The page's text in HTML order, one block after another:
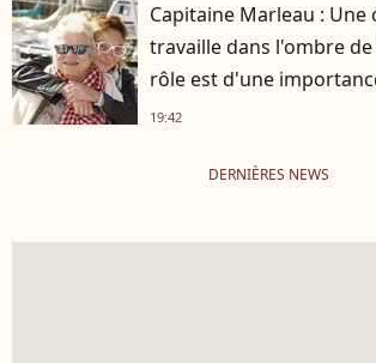
Capitaine Marleau :
travaille dans l'ombre de
rôle est d'une
19:42
DERNIÈRES NEWS